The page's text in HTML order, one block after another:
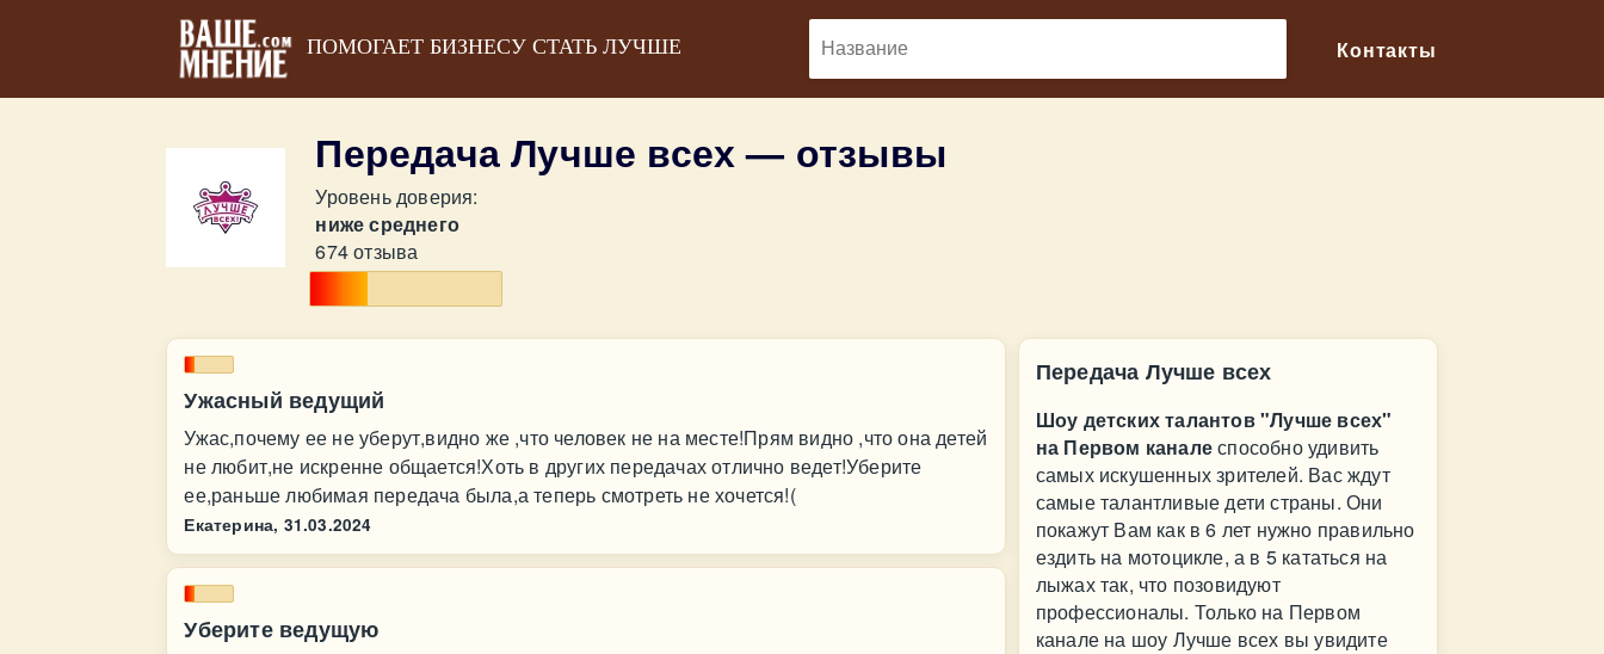
ПОМОГАЕТ БИЗНЕСУ СТАТЬ ЛУЧШЕ Контакты
Передача Лучше всех — отзывы
Уровень доверия:
ниже среднего
674 отзыва
Ужасный ведущий
Ужас,почему ее не уберут,видно же ,что человек не на месте!Прям видно ,что она детей
не любит,не искренне общается!Хоть в других передачах отлично ведет!Уберите
ее,раньше любимая передача была,а теперь смотреть не хочется!(
Екатерина, 31.03.2024
Уберите ведущую
Передача Лучше всех
Шоу детских талантов "Лучше всех"
на Первом каналеспособно удивить
самых искушенных зрителей. Вас ждут
самые талантливые дети страны. Они
покажут Вам как в 6 лет нужно правильно
ездить на мотоцикле, а в 5 кататься на
лыжах так, что позовидуют
профессионалы. Только на Первом
канале на шоу Лучше всех вы увидите